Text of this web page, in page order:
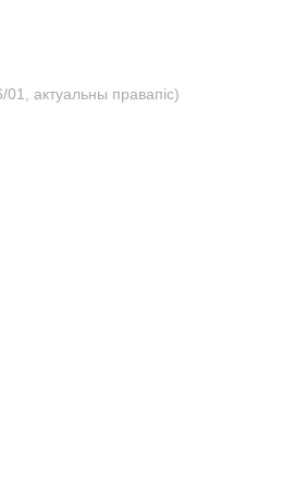
актуальны правапіс)